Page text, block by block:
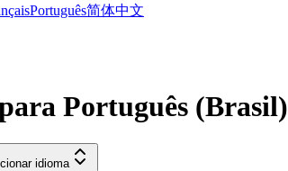
Português简体中文
Português (Brasil)
idioma